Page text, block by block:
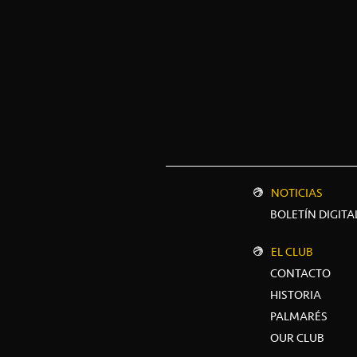
NOTICIAS
BOLETÍN
EL CLUB
CONTACTO
HISTORIA
PALMARÉS
OUR CLUB